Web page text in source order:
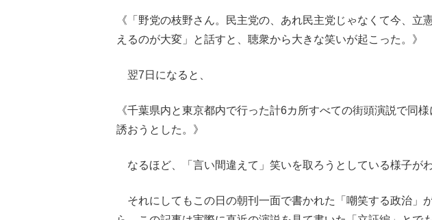
《「野党の枝野さん。民主党の、あれ民主党じゃなくて今、立
えるのが大変」と話すと、聴衆から大きな笑いが起こった。》
翌7日になると、
《千葉県内と東京都内で行った計6カ所すべての街頭演説で同
誘おうとした。》
なるほど、「言い間違えて」笑いを取ろうとしている様子がわ
それにしてもこの日の朝刊一面で書かれた「嘲笑する政治」